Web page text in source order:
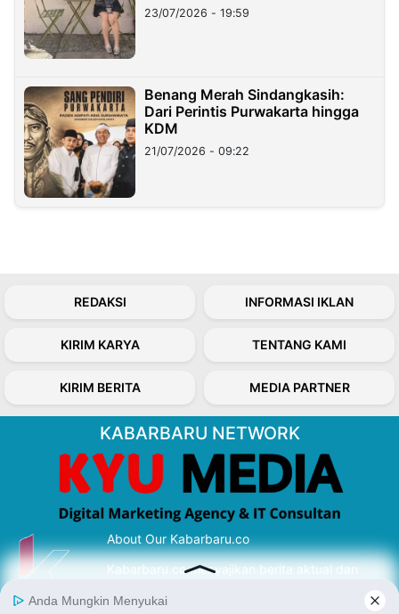
23/07/2026 - 19:59
Benang Merah Sindangkasih:
Dari Perintis Purwakarta hingga
KDM
21/07/2026 - 09:22
REDAKSI INFORMASI IKLAN
KIRIM KARYA TENTANG KAMI
KIRIM BERITA MEDIA PARTNER
KABARBARU NETWORK
About Our Kabarbaru.co
Kabarbaru.co menyajikan berita aktual dan
serta terverifikasi dari sumber yang tepat.